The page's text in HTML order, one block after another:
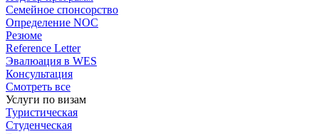
Семейное спонсорство
Определение NOC
Резюме
Reference Letter
Эвалюация в WES
Консультация
Смотреть все
Услуги по визам
Туристическая
Студенческая